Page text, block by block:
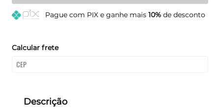
Pague com PIX e ganhe mais 10%de desconto
Calcular frete
Descrição